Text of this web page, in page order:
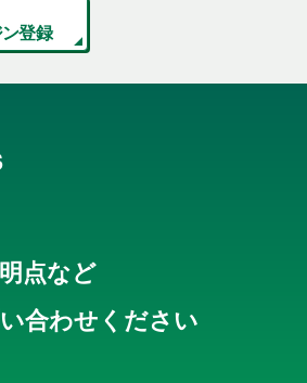
登録
点など
合わせください